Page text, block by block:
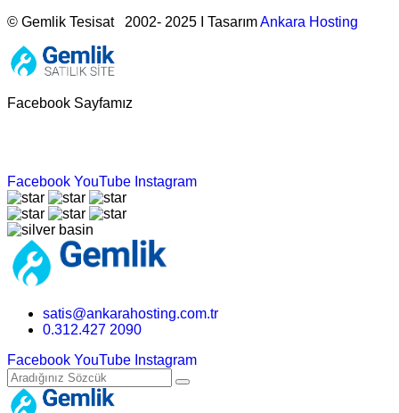
© Gemlik Tesisat 2002- 2025 I TasarımAnkara Hosting
Facebook Sayfamız
Facebook YouTube Instagram
satis@ankarahosting.com.tr
0.312.427 2090
Facebook YouTube Instagram